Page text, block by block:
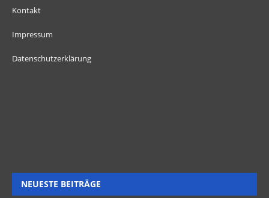
Kontakt
Impressum
Datenschutzerklärung
NEUESTE BEITRÄGE